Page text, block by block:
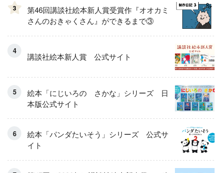
3
第46回講談社絵本新人賞受賞作『オオカミ
さんのおきゃくさん』ができるまで③
講談社絵本新人賞 公式サイト
絵本「にじいろの さかな」シリーズ 日
本版公式サイト
絵本「パンダたいそう」シリーズ 公式サ
イト